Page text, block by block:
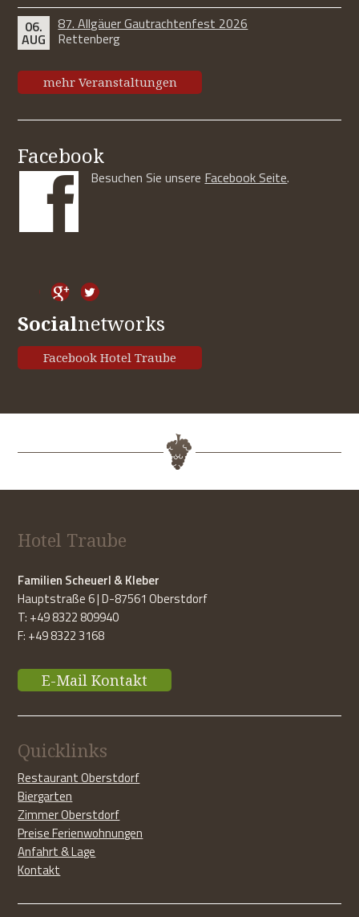
06.
AUG
87. Allgäuer Gautrachtenfest 2026
Rettenberg
mehr Veranstaltungen
Facebook
Besuchen Sie unsere Facebook Seite.
Socialnetworks
Facebook Hotel Traube
Hotel Traube
Familien Scheuerl & Kleber
Hauptstraße 6 | D-87561 Oberstdorf
T: +49 8322 809940
F: +49 8322 3168
E-Mail Kontakt
Quicklinks
Restaurant Oberstdorf
Biergarten
Zimmer Oberstdorf
Preise Ferienwohnungen
Anfahrt & Lage
Kontakt